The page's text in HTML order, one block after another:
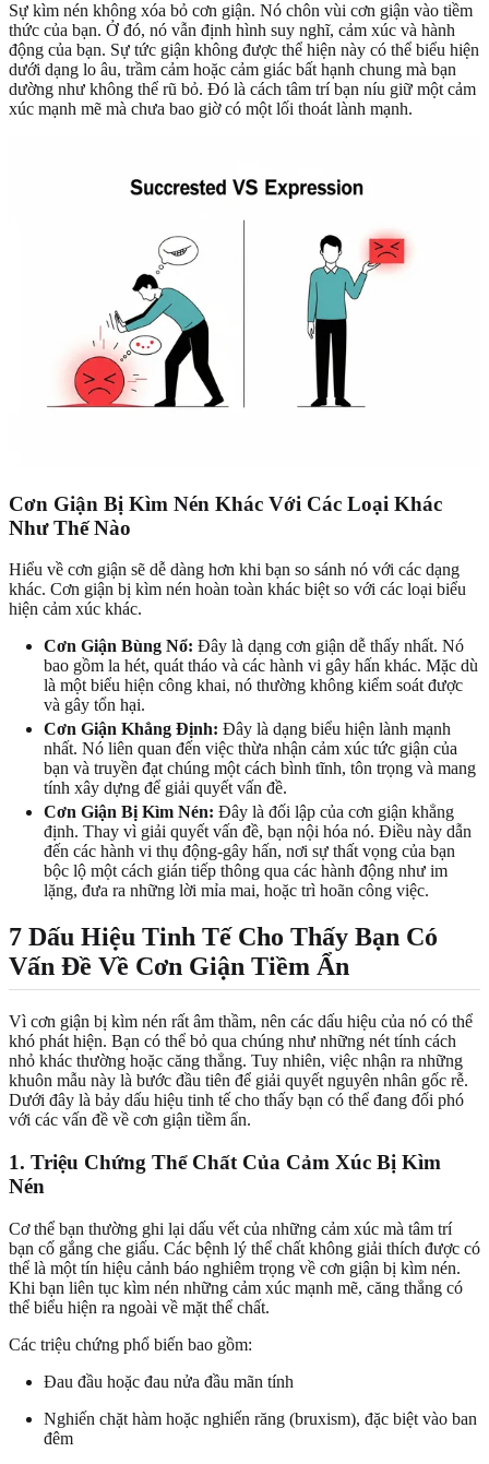
Sự kìm nén không xóa bỏ cơn giận. Nó chôn vùi cơn giận vào tiềm
thức của bạn. Ở đó, nó vẫn định hình suy nghĩ, cảm xúc và hành
động của bạn. Sự tức giận không được thể hiện này có thể biểu hiện
dưới dạng lo âu, trầm cảm hoặc cảm giác bất hạnh chung mà bạn
dường như không thể rũ bỏ. Đó là cách tâm trí bạn níu giữ một cảm
xúc mạnh mẽ mà chưa bao giờ có một lối thoát lành mạnh.
Cơn Giận Bị Kìm Nén Khác Với Các Loại Khác
Như Thế Nào
Hiểu về cơn giận sẽ dễ dàng hơn khi bạn so sánh nó với các dạng
khác. Cơn giận bị kìm nén hoàn toàn khác biệt so với các loại biểu
hiện cảm xúc khác.
Cơn Giận Bùng Nổ: Đây là dạng cơn giận dễ thấy nhất. Nó
bao gồm la hét, quát tháo và các hành vi gây hấn khác. Mặc dù
là một biểu hiện công khai, nó thường không kiểm soát được
và gây tổn hại.
Cơn Giận Khẳng Định: Đây là dạng biểu hiện lành mạnh
nhất. Nó liên quan đến việc thừa nhận cảm xúc tức giận của
bạn và truyền đạt chúng một cách bình tĩnh, tôn trọng và mang
tính xây dựng để giải quyết vấn đề.
Cơn Giận Bị Kìm Nén: Đây là đối lập của cơn giận khẳng
định. Thay vì giải quyết vấn đề, bạn nội hóa nó. Điều này dẫn
đến các hành vi thụ động-gây hấn, nơi sự thất vọng của bạn
bộc lộ một cách gián tiếp thông qua các hành động như im
lặng, đưa ra những lời mỉa mai, hoặc trì hoãn công việc.
7 Dấu Hiệu Tinh Tế Cho Thấy Bạn Có
Vấn Đề Về Cơn Giận Tiềm Ẩn
Vì cơn giận bị kìm nén rất âm thầm, nên các dấu hiệu của nó có thể
khó phát hiện. Bạn có thể bỏ qua chúng như những nét tính cách
nhỏ khác thường hoặc căng thẳng. Tuy nhiên, việc nhận ra những
khuôn mẫu này là bước đầu tiên để giải quyết nguyên nhân gốc rễ.
Dưới đây là bảy dấu hiệu tinh tế cho thấy bạn có thể đang đối phó
với các vấn đề về cơn giận tiềm ẩn.
1. Triệu Chứng Thể Chất Của Cảm Xúc Bị Kìm
Nén
Cơ thể bạn thường ghi lại dấu vết của những cảm xúc mà tâm trí
bạn cố gắng che giấu. Các bệnh lý thể chất không giải thích được có
thể là một tín hiệu cảnh báo nghiêm trọng về cơn giận bị kìm nén.
Khi bạn liên tục kìm nén những cảm xúc mạnh mẽ, căng thẳng có
thể biểu hiện ra ngoài về mặt thể chất.
Các triệu chứng phổ biến bao gồm:
Đau đầu hoặc đau nửa đầu mãn tính
Nghiến chặt hàm hoặc nghiến răng (bruxism), đặc biệt vào ban
đêm